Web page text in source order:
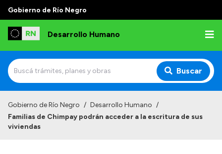
Gobierno de Río Negro
Desarrollo Humano
Buscar
Institucional
Gobierno de Río Negro / Desarrollo Humano /
Familias de Chimpay podrán acceder a la escritura de sus
viviendas